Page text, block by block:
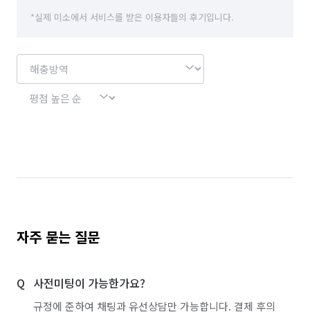
*실제 미소에서 서비스를 받은 이용자들의 후기입니다.
자주 묻는 질문
사전미팅이 가능한가요?
규정에 준하여 채팅과 유선상담만 가능합니다. 결제 후의